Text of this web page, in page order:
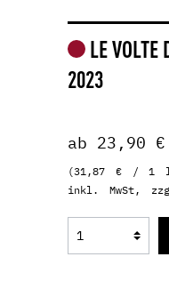
LE
2023
ab 23,90 €
(31,87 € / 1
inkl. MwSt,